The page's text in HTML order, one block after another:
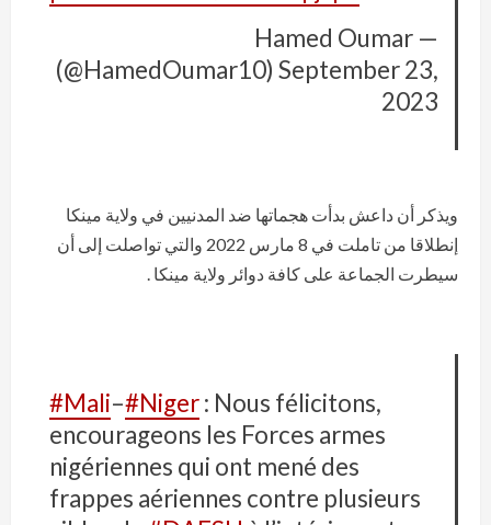
— Hamed Oumar
(@HamedOumar10) September 23,
2023
ويذكر أن داعش بدأت هجماتها ضد المدنيين في ولاية مينكا
إنطلاقا من تاملت في 8 مارس 2022 والتي تواصلت إلى أن
سيطرت الجماعة على كافة دوائر ولاية مينكا .
#Mali–#Niger: Nous félicitons,
encourageons les Forces armes
nigériennes qui ont mené des
frappes aériennes contre plusieurs